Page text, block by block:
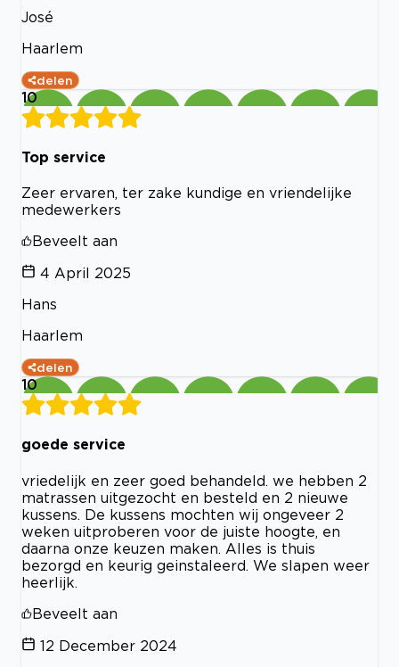
José
Haarlem
delen
10
Top service
Zeer ervaren, ter zake kundige en vriendelijke
medewerkers
Beveelt aan
4 April 2025
Hans
Haarlem
delen
10
goede service
vriedelijk en zeer goed behandeld. we hebben 2
matrassen uitgezocht en besteld en 2 nieuwe
kussens. De kussens mochten wij ongeveer 2
weken uitproberen voor de juiste hoogte, en
daarna onze keuzen maken. Alles is thuis
bezorgd en keurig geinstaleerd. We slapen weer
heerlijk.
Beveelt aan
12 December 2024